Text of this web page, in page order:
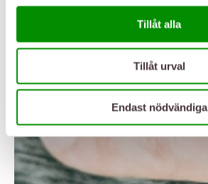
Tillåt alla
Tillåt urval
Endast nödvändiga